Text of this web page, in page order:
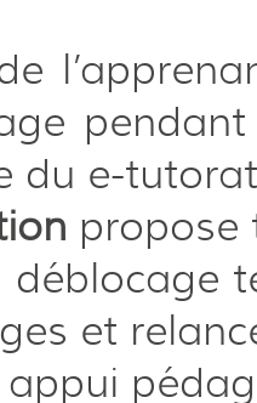
du e-
propose
déblocage
et
appui